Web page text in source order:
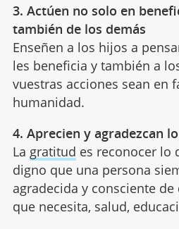
3. Actúen no solo en
también de los demás
Enseñen a los hijos a
les beneficia y también a
vuestras acciones sean en
humanidad.
4. Aprecien y agradezcan
La gratitud es reconocer lo
digno que una persona
agradecida y consciente
que necesita, salud,